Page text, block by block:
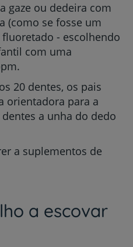
gaze ou dedeira com
(como se fosse um
- escolhendo
com uma
20 dentes, os pais
orientadora para a
a unha do dedo
a suplementos de
a escovar